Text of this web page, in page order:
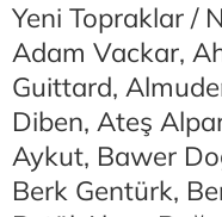
Yeni Topraklar /
Adam Vackar,
Guittard,
Diben, Ateş
Aykut, Bawer
Berk Gentürk,